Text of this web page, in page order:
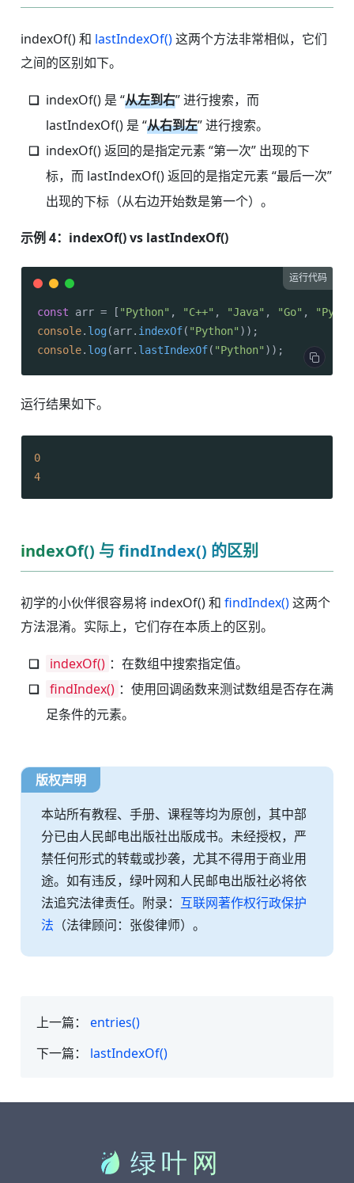
indexOf() 和 lastIndexOf()这两个方法非常相似，它们
之间的区别如下。
indexOf() 是 “从左到右” 进行搜索，而
lastIndexOf() 是 “从右到左” 进行搜索。
indexOf() 返回的是指定元素 “第一次” 出现的下
标，而 lastIndexOf() 返回的是指定元素 “最后一次”
出现的下标（从右边开始数是第一个）。
示例 4：indexOf() vs lastIndexOf()
运行代码
const arr = [ "Python" , "C++" , "Java" , "Go" ,
console. log(arr. indexOf( "Python"
console. log(arr. lastIndexOf( "Python" ));
运行结果如下。
0
4
indexOf() 与 findIndex() 的区别
初学的小伙伴很容易将 indexOf() 和 findIndex()这两个
方法混淆。实际上，它们存在本质上的区别。
indexOf() ：在数组中搜索指定值。
findIndex() ：使用回调函数来测试数组是否存在满
足条件的元素。
版权声明
本站所有教程、手册、课程等均为原创，其中部
分已由人民邮电出版社出版成书。未经授权，严
禁任何形式的转载或抄袭，尤其不得用于商业用
途。如有违反，绿叶网和人民邮电出版社必将依
法追究法律责任。附录： 互联网著作权行政保护
法 （法律顾问：张俊律师）。
上一篇： entries()
下一篇： lastIndexOf()